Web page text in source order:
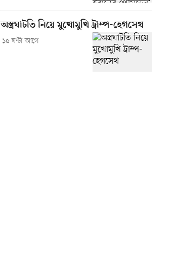
অস্ত্রঘাটতি নিয়ে মুখোমুখি ট্রাম্প-হেগসেথ
১৫ ঘণ্টা আগে